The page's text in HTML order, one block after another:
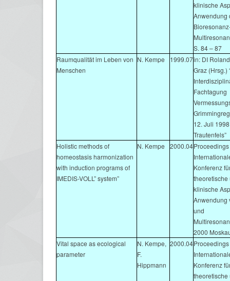
klinische
Anwendung
S. 84 – 87
Raumqualität im Leben von
Menschen
N. Kempe 1999.07in: DI
Graz (Hrsg.)
Fachtagung
12. Juli
Trautenfels”
Holistic methods of
homeostasis harmonization
with induction programs of
IMEDIS-VOLL” system”
N. Kempe 2000.04
Konferenz
theoretische
klinische
Anwendung
und
2000
Vital space as ecological
parameter
N. Kempe,
F.
Hippmann
2000.04
Konferenz
theoretische